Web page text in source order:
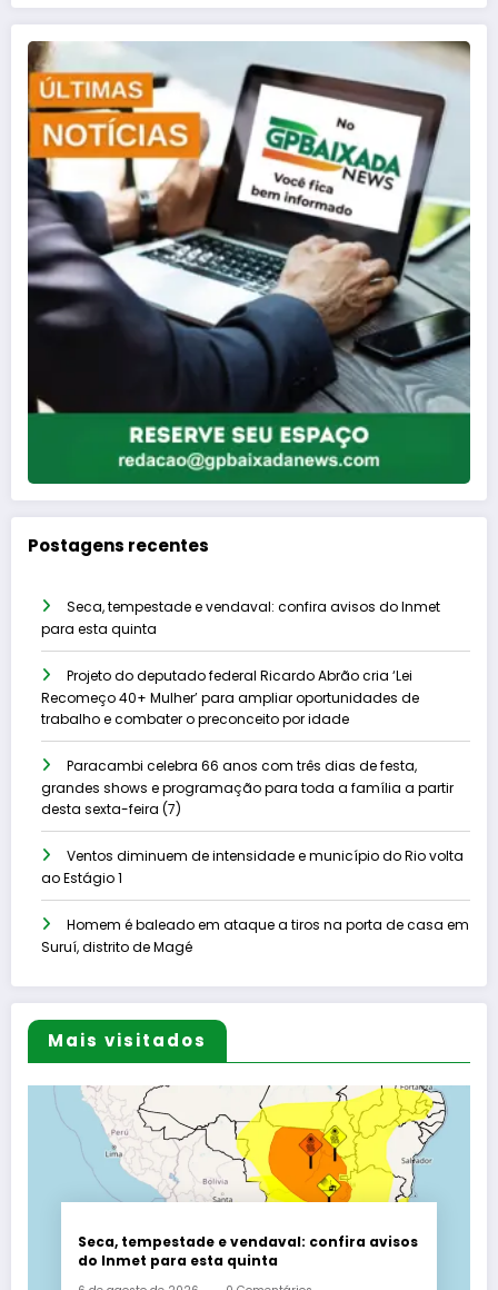
Postagens recentes
Seca, tempestade e vendaval: confira avisos do Inmet
para esta quinta
Projeto do deputado federal Ricardo Abrão cria ‘Lei
Recomeço 40+ Mulher’ para ampliar oportunidades de
trabalho e combater o preconceito por idade
Paracambi celebra 66 anos com três dias de festa,
grandes shows e programação para toda a família a partir
desta sexta-feira (7)
Ventos diminuem de intensidade e município do Rio volta
ao Estágio 1
Homem é baleado em ataque a tiros na porta de casa em
Suruí, distrito de Magé
Mais visitados
Seca, tempestade e vendaval: confira avisos
do Inmet para esta quinta